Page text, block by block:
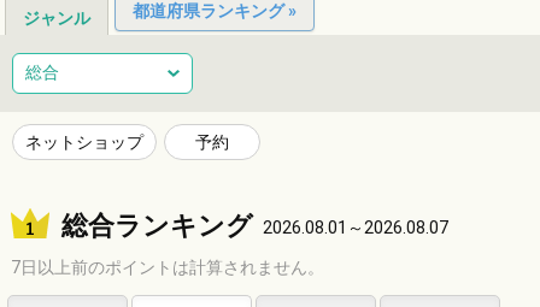
ジャンル 都道府県ランキング »
総合 健康
ネイルサロン エステサロン
ショッピング グルメ 居酒屋 ビジネス
サービス 子育て 福祉
総合
ネットショップ 予約
総合ランキング 2026.08.01～2026.08.07
7日以上前のポイントは計算されません。